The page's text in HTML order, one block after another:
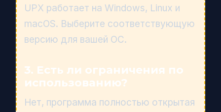
UPX работает на Windows, Linux и
macOS. Выберите соответствующую
версию для вашей ОС.
3. Есть ли ограничения по
использованию?
Нет, программа полностью открытая